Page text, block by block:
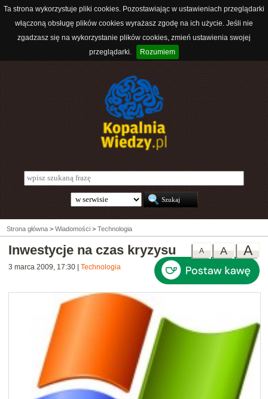
Ta strona wykorzystuje pliki cookies. Pozostawiając w ustawieniach przeglądarki
włączoną obsługę plików cookies wyrażasz zgodę na ich użycie. Jeśli nie
zgadzasz się na wykorzystanie plików cookies, zmień ustawienia swojej
przeglądarki.
Rozumiem
Strona główna > Wiadomości > Technologia
A
A
A
Inwestycje na czas kryzysu
3 marca 2009, 17:30 Technologia